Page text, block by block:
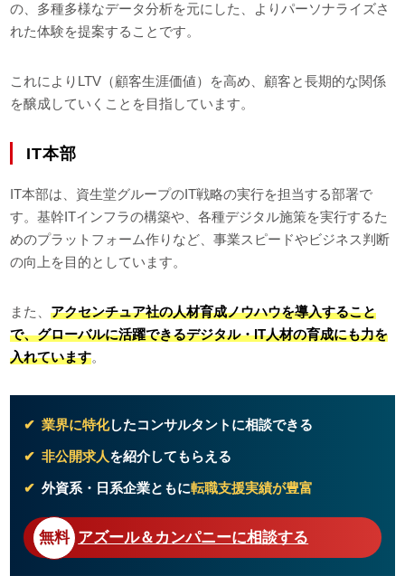
の、多種多様なデータ分析を元にした、よりパーソナライズさ
れた体験を提案することです。
これによりLTV（顧客生涯価値）を高め、顧客と長期的な関係
を醸成していくことを目指しています。
IT本部
IT本部は、資生堂グループのIT戦略の実行を担当する部署で
す。基幹ITインフラの構築や、各種デジタル施策を実行するた
めのプラットフォーム作りなど、事業スピードやビジネス判断
の向上を目的としています。
また、アクセンチュア社の人材育成ノウハウを導入すること
で、グローバルに活躍できるデジタル・IT人材の育成にも力を
入れています。
業界に特化したコンサルタントに相談できる
非公開求人を紹介してもらえる
外資系・日系企業ともに転職支援実績が豊富
アズール＆カンパニーに相談する